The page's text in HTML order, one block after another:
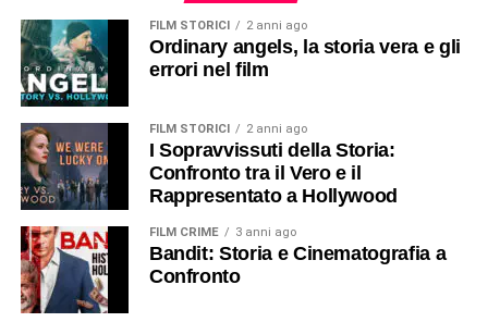
FILM STORICI 2 anni ago
Ordinary angels, la storia vera e gli
errori nel film
FILM STORICI 2 anni ago
I Sopravvissuti della Storia:
Confronto tra il Vero e il
Rappresentato a Hollywood
FILM CRIME 3 anni ago
Bandit: Storia e Cinematografia a
Confronto